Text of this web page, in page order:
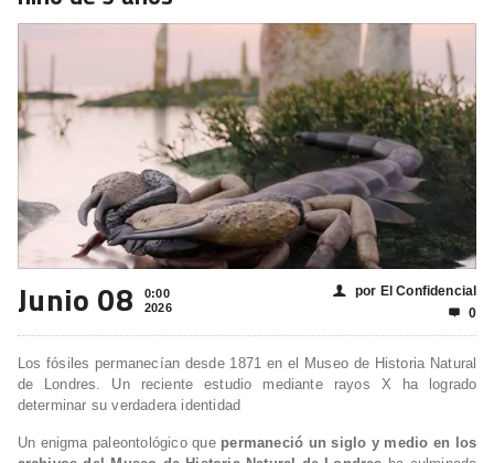
Junio 08
0:00
2026
👤 por El Confidencial
 0
Los fósiles permanecían desde 1871 en el Museo de Historia Natural
de Londres. Un reciente estudio mediante rayos X ha logrado
determinar su verdadera identidad
Un enigma paleontológico que permaneció un siglo y medio en los